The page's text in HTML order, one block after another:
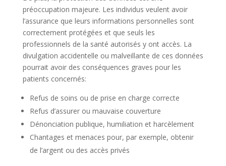
préoccupation majeure. Les individus veulent avoir
l’assurance que leurs informations personnelles sont
correctement protégées et que seuls les
professionnels de la santé autorisés y ont accès. La
divulgation accidentelle ou malveillante de ces données
pourrait avoir des conséquences graves pour les
patients concernés:
Refus de soins ou de prise en charge correcte
Refus d’assurer ou mauvaise couverture
Dénonciation publique, humiliation et harcèlement
Chantages et menaces pour, par exemple, obtenir
de l’argent ou des accès privés